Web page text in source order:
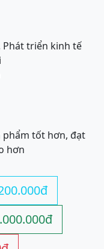
Phát triển kinh tế
tốt hơn, đạt
hơn